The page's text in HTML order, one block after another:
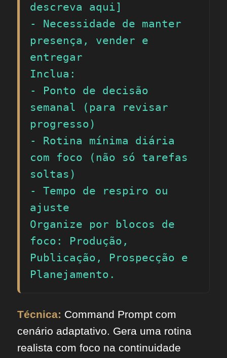
descreva aqui]
- Necessidade de manter
presença, vender e
entregar
Inclua:
- Ponto de decisão
semanal (para revisar
progresso)
- Rotina mínima diária
com foco (não só tarefas
soltas)
- Tempo de respiro ou
ajuste
Organize por blocos de
foco: Produção,
Publicação, Prospecção e
Planejamento.
Técnica: Command Prompt com
cenário adaptativo. Gera uma rotina
realista com foco na continuidade